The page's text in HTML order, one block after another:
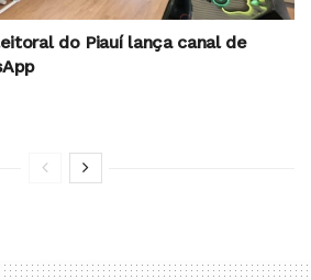
do Piauí lança canal de